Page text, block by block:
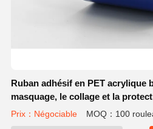
Ruban adhésif en PET acrylique
masquage, le collage et la
Prix：Négociable MOQ：100